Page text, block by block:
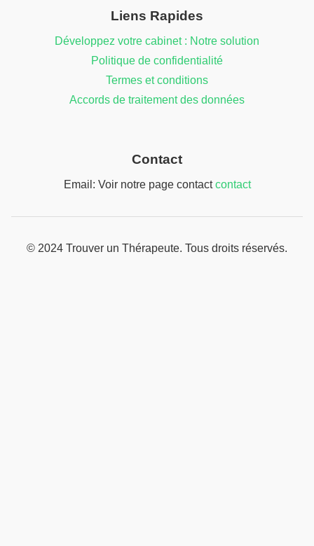
Liens Rapides
Développez votre cabinet : Notre solution
Politique de confidentialité
Termes et conditions
Accords de traitement des données
Contact
Email: Voir notre page contactcontact
© 2024 Trouver un Thérapeute. Tous droits réservés.